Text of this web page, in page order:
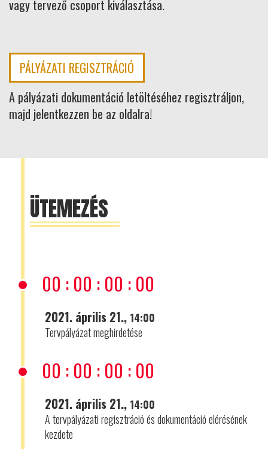
vagy tervező csoport kiválasztása.
PÁLYÁZATI REGISZTRÁCIÓ
A pályázati dokumentáció letöltéséhez regisztráljon,
majd jelentkezzen be az oldalra!
ÜTEMEZÉS
00 : 00 : 00 : 00
2021. április 21., 14:00
Tervpályázat meghirdetése
00 : 00 : 00 : 00
2021. április 21., 14:00
A tervpályázati regisztráció és dokumentáció elérésének
kezdete